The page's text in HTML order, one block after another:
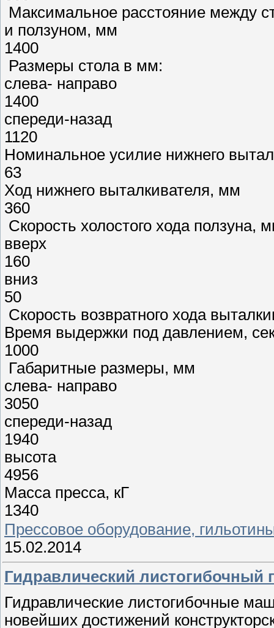
Максимальное расстояние между
и ползуном, мм
1400
Размеры стола в мм:
слева- направо
1400
спереди-назад
1120
Номинальное усилие нижнего
63
Ход нижнего выталкивателя, мм
360
Скорость холостого хода ползуна,
вверх
160
вниз
50
Скорость возвратного хода
Время выдержки под давлением,
1000
Габаритные размеры, мм
слева- направо
3050
спереди-назад
1940
высота
4956
Масса пресса, кГ
1340
Прессовое оборудование,
15.02.2014
Гидравлический листогибочный
Гидравлические листогибочные
новейших достижений